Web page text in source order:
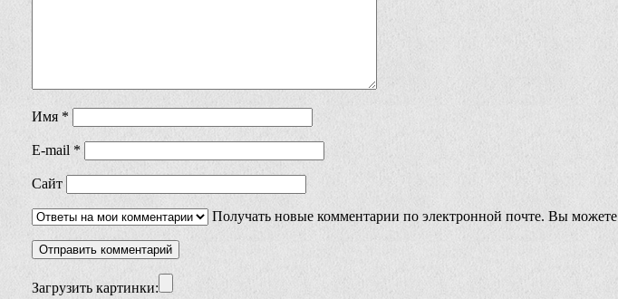
Имя *
E-mail *
Сайт
Получать новые комментарии по электронной почте. Вы можете
Загрузить картинки: